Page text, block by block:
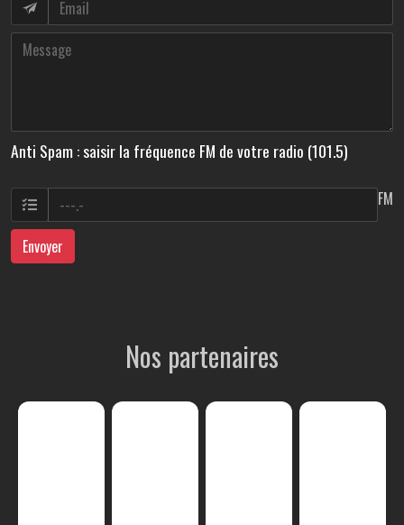
Anti Spam : saisir la fréquence FM de votre radio (101.5)
FM
Envoyer
Nos partenaires